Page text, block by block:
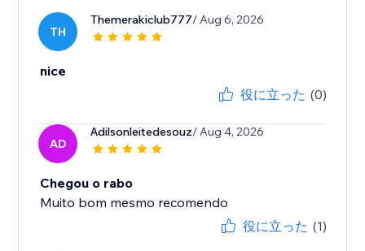
TH
Themerakiclub777/ Aug 6, 2026
nice
役に立った (0)
AD
Adilsonleitedesouz/ Aug 4, 2026
Chegou o rabo
Muito bom mesmo recomendo
役に立った (1)